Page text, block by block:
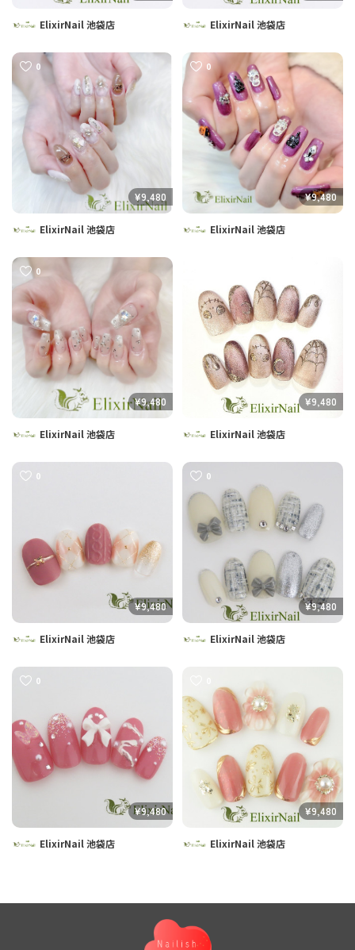
ElixirNail 池袋店 ElixirNail 池袋店
¥9,480
0
ElixirNail 池袋店
¥9,480
0
ElixirNail 池袋店
¥9,480
0
ElixirNail 池袋店
¥9,480
ElixirNail 池袋店
¥9,480
0
ElixirNail 池袋店
¥9,480
0
ElixirNail 池袋店
¥9,480
0
ElixirNail 池袋店
¥9,480
ElixirNail 池袋店